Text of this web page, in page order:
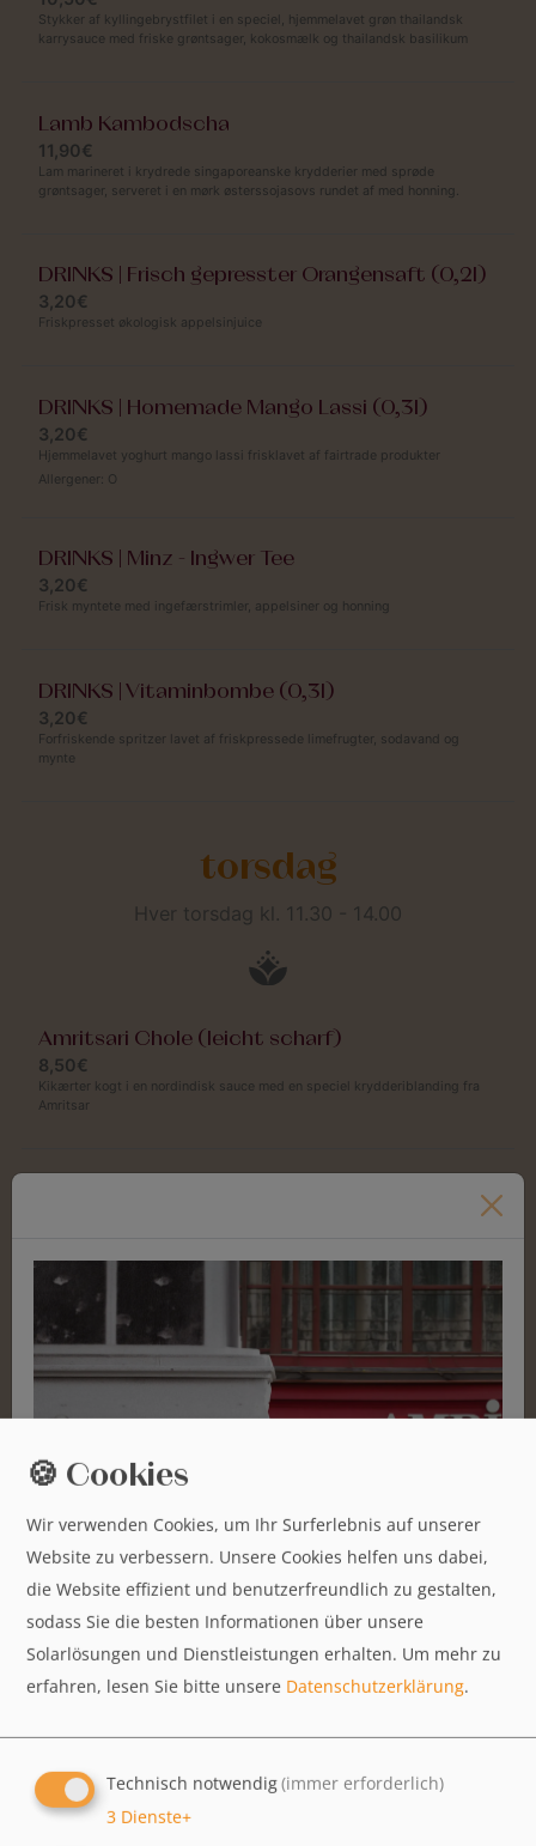
Stykker af kyllingebrystfilet i en speciel, hjemmelavet grøn thailandsk
karrysauce med friske grøntsager, kokosmælk og thailandsk basilikum
Lamb Kambodscha
11,90€
Lam marineret i krydrede singaporeanske krydderier med sprøde
grøntsager, serveret i en mørk østerssojasovs rundet af med honning.
DRINKS | Frisch gepresster Orangensaft (0,2l)
3,20€
Friskpresset økologisk appelsinjuice
DRINKS | Homemade Mango Lassi (0,3l)
3,20€
Hjemmelavet yoghurt mango lassi frisklavet af fairtrade produkter
Allergener: O
DRINKS | Minz - Ingwer Tee
3,20€
Frisk myntete med ingefærstrimler, appelsiner og honning
DRINKS | Vitaminbombe (0,3l)
3,20€
Forfriskende spritzer lavet af friskpressede limefrugter, sodavand og
mynte
torsdag
Hver torsdag kl. 11.30 - 14.00
Amritsari Chole (leicht scharf)
8,50€
Kikærter kogt i en nordindisk sauce med en speciel krydderiblanding fra
Amritsar
Chicken Curry
8,90€
Kyllingebrystfilet i en typisk karrysauce, tilberedt nordindisk stil
Goan Chicken Masala (leicht scharf)
Møre stykker kyllingefilet i en ildrød masala karrysauce, tilberedt "Mama
Palak Gosht (leicht scharf)
10,90€
specielle indiske krydderier - kogt "Punjabi-stil".
Lamb Madrasi (scharf)
10,90€
Lam i en krydret kokosnøddekarrysauce, lækker sydindisk stil
🍪 Cookies
Wir verwenden Cookies, um Ihr Surferlebnis auf unserer
Website zu verbessern. Unsere Cookies helfen uns dabei,
die Website effizient und benutzerfreundlich zu gestalten,
sodass Sie die besten Informationen über unsere
Solarlösungen und Dienstleistungen erhalten. Um mehr zu
erfahren, lesen Sie bitte unsere Datenschutzerklärung.
Technisch notwendig(immer erforderlich)
3 Dienste+